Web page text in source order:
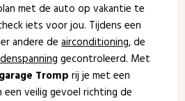
met de auto op vakantie te
iets voor jou. Tijdens een
andere deairconditioning, de
gecontroleerd. Met
Tromp rij je met een
een veilig gevoel richting de